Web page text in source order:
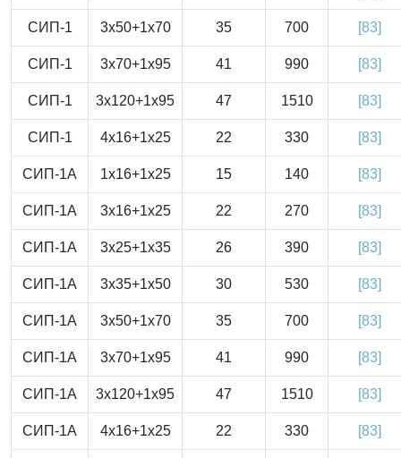
СИП-1 3x50+1x70 35 700 [83]
СИП-1 3x70+1x95 41 990 [83]
СИП-1 3x120+1x95 47 1510 [83]
СИП-1 4x16+1x25 22 330 [83]
СИП-1А 1x16+1x25 15 140 [83]
СИП-1А 3x16+1x25 22 270 [83]
СИП-1А 3x25+1x35 26 390 [83]
СИП-1А 3x35+1x50 30 530 [83]
СИП-1А 3x50+1x70 35 700 [83]
СИП-1А 3x70+1x95 41 990 [83]
СИП-1А 3x120+1x95 47 1510 [83]
СИП-1А 4x16+1x25 22 330 [83]